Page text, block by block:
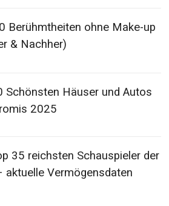
Berühmtheiten ohne Make-up
& Nachher)
Schönsten Häuser und Autos
2025
35 reichsten Schauspieler der
aktuelle Vermögensdaten